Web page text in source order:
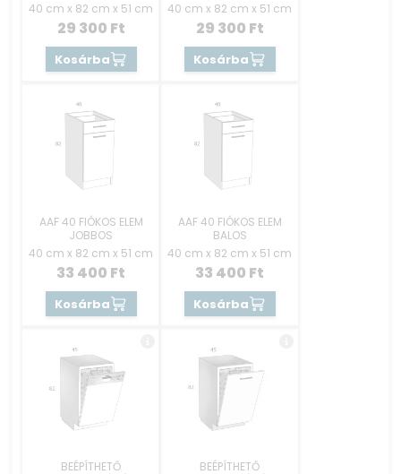
40 cm x 82 cm x 51 cm
29 300 Ft
Kosárba
40 cm x 82 cm x 51 cm
29 300 Ft
Kosárba
AAF 40 FIÓKOS ELEM
JOBBOS
40 cm x 82 cm x 51 cm
33 400 Ft
Kosárba
AAF 40 FIÓKOS ELEM
BALOS
40 cm x 82 cm x 51 cm
33 400 Ft
Kosárba
BEÉPÍTHETŐ
BEÉPÍTHETŐ